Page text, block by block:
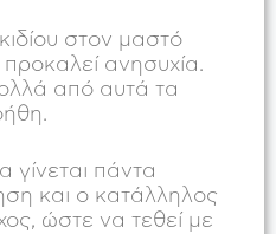
στον μαστό
προκαλεί ανησυχία.
από αυτά τα
γίνεται πάντα
και ο κατάλληλος
ώστε να τεθεί με